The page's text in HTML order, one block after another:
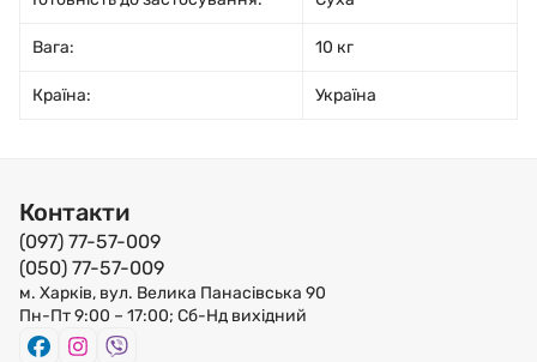
Вага: 10 кг
Країна: Україна
Контакти
(097) 77-57-009
(050) 77-57-009
м. Харків, вул. Велика Панасівська 90
Пн-Пт 9:00 – 17:00; Сб-Нд вихідний